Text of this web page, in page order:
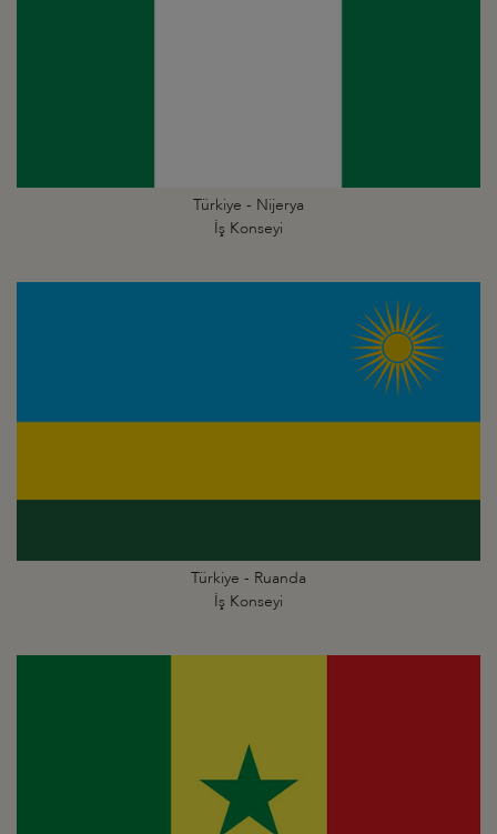
Türkiye - Nijerya
İş Konseyi
Türkiye - Ruanda
İş Konseyi